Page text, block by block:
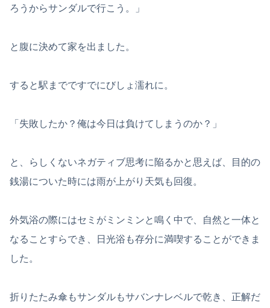
ろうからサンダルで行こう。」
と腹に決めて家を出ました。
すると駅までですでにびしょ濡れに。
「失敗したか？俺は今日は負けてしまうのか？」
と、らしくないネガティブ思考に陥るかと思えば、目的の
銭湯についた時には雨が上がり天気も回復。
外気浴の際にはセミがミンミンと鳴く中で、自然と一体と
なることすらでき、日光浴も存分に満喫することができま
した。
折りたたみ傘もサンダルもサバンナレベルで乾き、正解だ